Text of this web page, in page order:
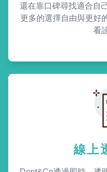
還在靠口碑尋找適合自
更多的選擇自由與更好
看
線上